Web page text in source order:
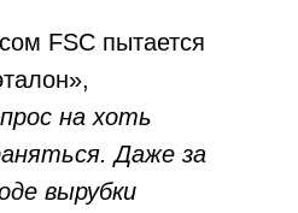
FSC пытается
на хоть
Даже за
вырубки